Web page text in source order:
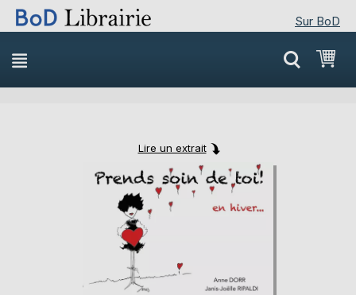
Sur BoD
Skip
to
Content
Lire un extrait
Skip
to
the
images
gallery
Skip
to
the
images
gallery